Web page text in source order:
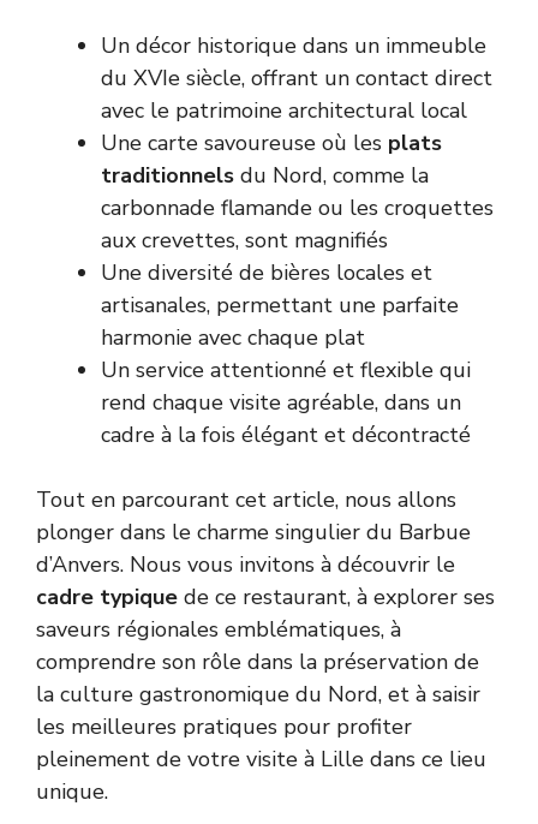
Un décor historique dans un immeuble
du XVIe siècle, offrant un contact direct
avec le patrimoine architectural local
Une carte savoureuse où les plats
traditionnels du Nord, comme la
carbonnade flamande ou les croquettes
aux crevettes, sont magnifiés
Une diversité de bières locales et
artisanales, permettant une parfaite
harmonie avec chaque plat
Un service attentionné et flexible qui
rend chaque visite agréable, dans un
cadre à la fois élégant et décontracté
Tout en parcourant cet article, nous allons
plonger dans le charme singulier du Barbue
d’Anvers. Nous vous invitons à découvrir le
cadre typique de ce restaurant, à explorer ses
saveurs régionales emblématiques, à
comprendre son rôle dans la préservation de
la culture gastronomique du Nord, et à saisir
les meilleures pratiques pour profiter
pleinement de votre visite à Lille dans ce lieu
unique.